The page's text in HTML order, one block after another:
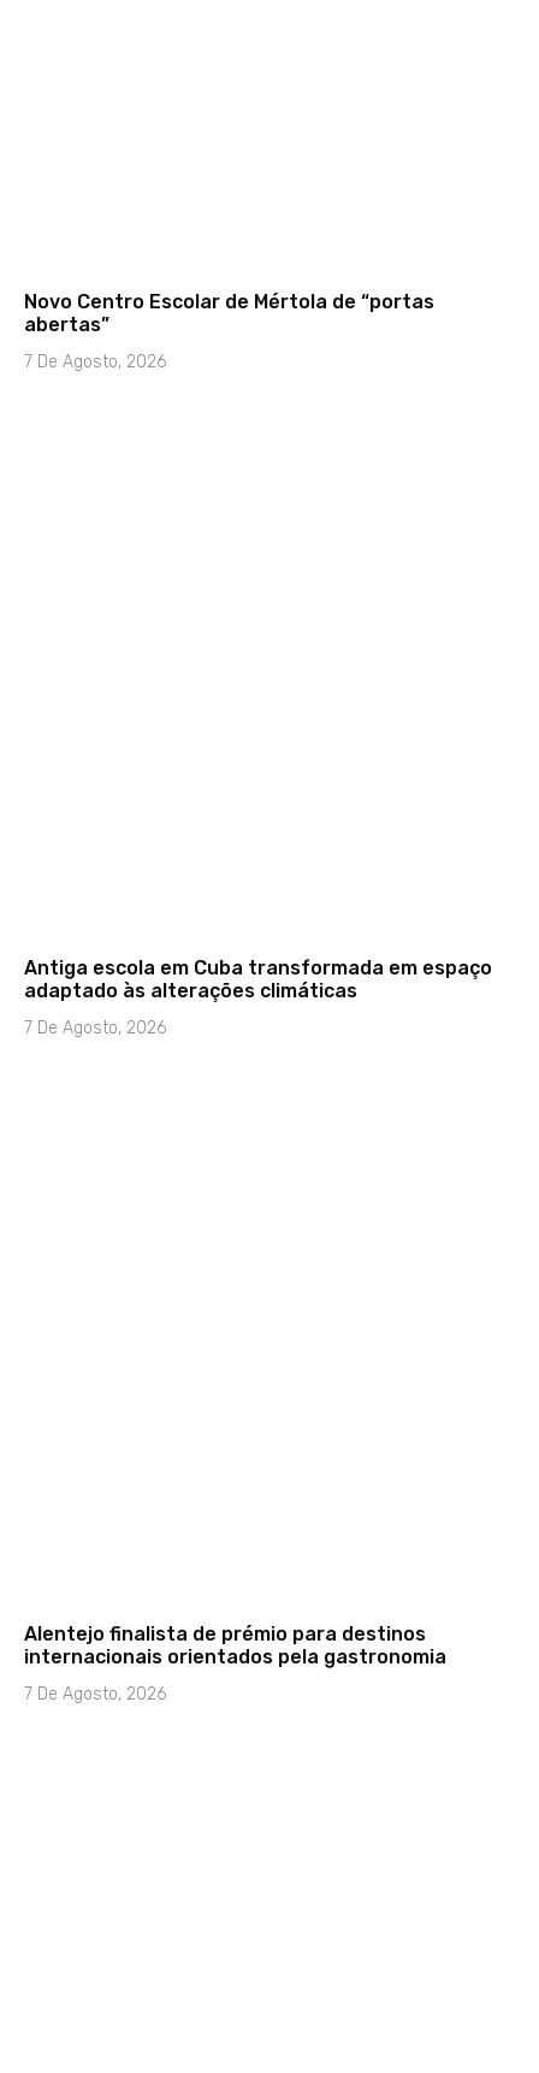
Novo Centro Escolar de Mértola de “portas
abertas”
7 De Agosto, 2026
Antiga escola em Cuba transformada em espaço
adaptado às alterações climáticas
7 De Agosto, 2026
Alentejo finalista de prémio para destinos
internacionais orientados pela gastronomia
7 De Agosto, 2026